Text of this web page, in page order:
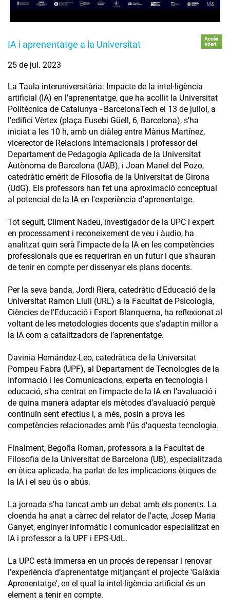
IA i aprenentatge a la Universitat
Accés
obert
25 de jul. 2023
La Taula interuniversitària: Impacte de la intel·ligència
artificial (IA) en l'aprenentatge, que ha acollit la Universitat
Politècnica de Catalunya - BarcelonaTech el 13 de juliol, a
l'edifici Vèrtex (plaça Eusebi Güell, 6, Barcelona), s'ha
iniciat a les 10 h, amb un diàleg entre Màrius Martínez,
vicerector de Relacions Internacionals i professor del
Departament de Pedagogia Aplicada de la Universitat
Autònoma de Barcelona (UAB), i Joan Manel del Pozo,
catedràtic emèrit de Filosofia de la Universitat de Girona
(UdG). Els professors han fet una aproximació conceptual
al potencial de la IA en l'experiència d'aprenentatge.
Tot seguit, Climent Nadeu, investigador de la UPC i expert
en processament i reconeixement de veu i àudio, ha
analitzat quin serà l'impacte de la IA en les competències
professionals que es requeriran en un futur i que s'hauran
de tenir en compte per dissenyar els plans docents.
Per la seva banda, Jordi Riera, catedràtic d'Educació de la
Universitat Ramon Llull (URL) a la Facultat de Psicologia,
Ciències de l'Educació i Esport Blanquerna, ha reflexionat al
voltant de les metodologies docents que s’adaptin millor a
la IA com a catalitzadors de l’aprenentatge.
Davinia Hernández-Leo, catedràtica de la Universitat
Pompeu Fabra (UPF), al Departament de Tecnologies de la
Informació i les Comunicacions, experta en tecnologia i
educació, s'ha centrat en l'impacte de la IA en l’avaluació i
de quina manera adaptar els mètodes d’avaluació perquè
continuïn sent efectius i, a més, posin a prova les
competències relacionades amb l'ús d'aquesta tecnologia.
Finalment, Begoña Roman, professora a la Facultat de
Filosofia de la Universitat de Barcelona (UB), especialitzada
en ètica aplicada, ha parlat de les implicacions ètiques de
la IA i el seu ús o abús.
La jornada s'ha tancat amb un debat amb els ponents. La
cloenda ha anat a càrrec del relator de l'acte, Josep Maria
Ganyet, enginyer informàtic i comunicador especialitzat en
IA i professor a la UPF i EPS-UdL.
La UPC està immersa en un procés de repensar i renovar
l’experiència d’aprenentatge mitjançant el projecte 'Galàxia
Aprenentatge', en el qual la intel·ligència artificial és un
element a tenir en compte.